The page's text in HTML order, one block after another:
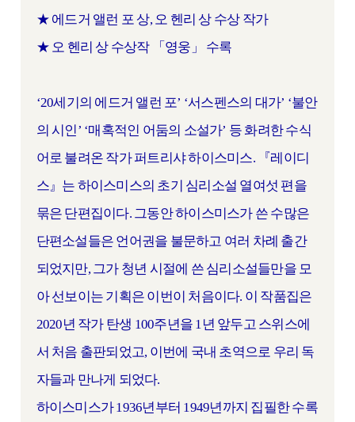
★ 에드거 앨런 포 상, 오 헨리 상 수상 작가
★ 오 헨리 상 수상작 「영웅」 수록
‘20세기의 에드거 앨런 포’ ‘서스펜스의 대가’ ‘불안
의 시인’ ‘매혹적인 어둠의 소설가’ 등 화려한 수식
어로 불려온 작가 퍼트리샤 하이스미스. 『레이디
스』는 하이스미스의 초기 심리소설 열여섯 편을
묶은 단편집이다. 그동안 하이스미스가 쓴 수많은
단편소설들은 언어권을 불문하고 여러 차례 출간
되었지만, 그가 청년 시절에 쓴 심리소설들만을 모
아 선보이는 기획은 이번이 처음이다. 이 작품집은
2020년 작가 탄생 100주년을 1년 앞두고 스위스에
서 처음 출판되었고, 이번에 국내 초역으로 우리 독
자들과 만나게 되었다.
하이스미스가 1936년부터 1949년까지 집필한 수록